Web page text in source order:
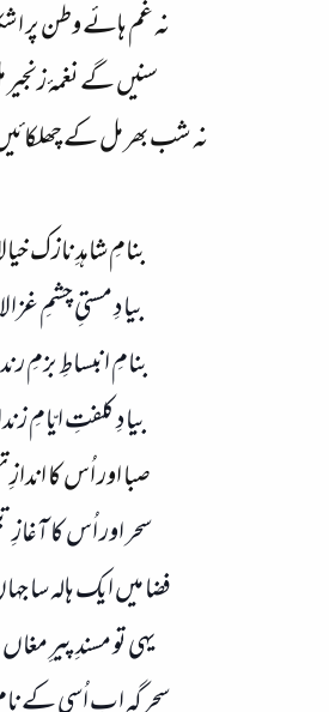
نہ غم ہائے وطن پر
سنیں گے نغمۂ
نہ شب بھر مل کے
بنامِ شاہدِ نازک
بیادِ مستیِ چشمِ
بنامِ انبساطِ بزمِ
بیادِ کلفتِ ایّامِ
صبا اور اُس کا
سحر اور اُس کا آغازِ
فضا میں ایک ہالہ سا
یہی تو مسندِ پیرِ